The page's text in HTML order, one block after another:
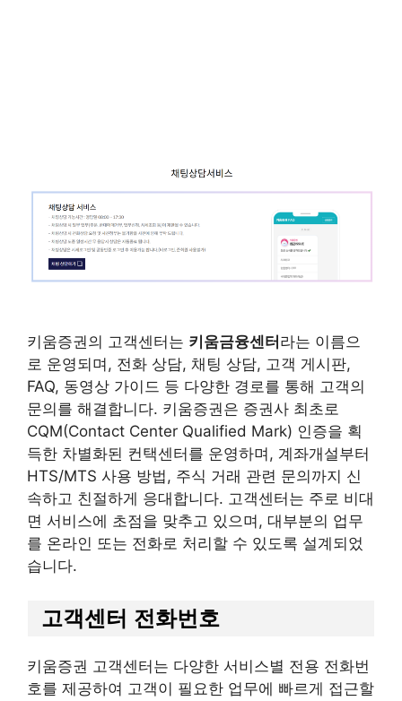
키움증권의 고객센터는 키움금융센터라는 이름으
로 운영되며, 전화 상담, 채팅 상담, 고객 게시판,
FAQ, 동영상 가이드 등 다양한 경로를 통해 고객의
문의를 해결합니다. 키움증권은 증권사 최초로
CQM(Contact Center Qualified Mark) 인증을 획
득한 차별화된 컨택센터를 운영하며, 계좌개설부터
HTS/MTS 사용 방법, 주식 거래 관련 문의까지 신
속하고 친절하게 응대합니다. 고객센터는 주로 비대
면 서비스에 초점을 맞추고 있으며, 대부분의 업무
를 온라인 또는 전화로 처리할 수 있도록 설계되었
습니다.
고객센터 전화번호
키움증권 고객센터는 다양한 서비스별 전용 전화번
호를 제공하여 고객이 필요한 업무에 빠르게 접근할